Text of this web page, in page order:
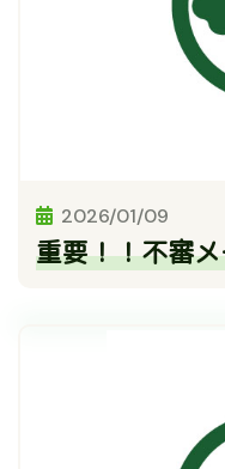
2026/01/09
重要！！不審